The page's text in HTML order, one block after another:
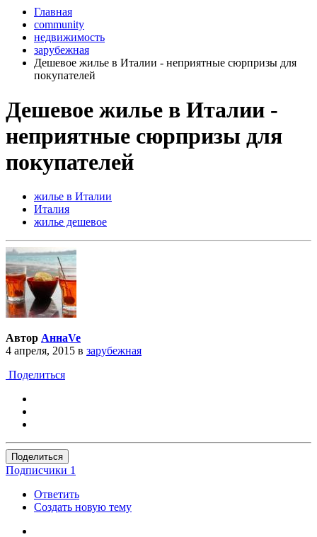
Главная
community
недвижимость
зарубежная
Дешевое жилье в Италии - неприятные сюрпризы для
покупателей
Дешевое жилье в Италии -
неприятные сюрпризы для
покупателей
жилье в Италии
Италия
жилье дешевое
Автор АннаVe
4 апреля, 2015 в зарубежная
Поделиться
Поделиться
Подписчики 1
Ответить
Создать новую тему